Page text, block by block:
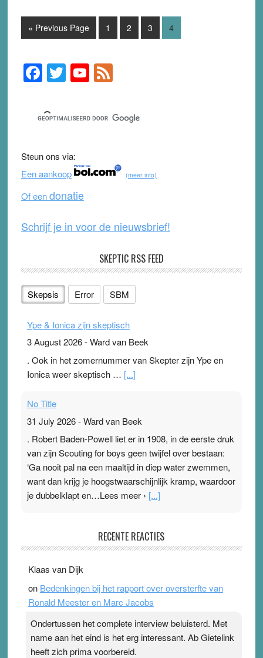
« Go
to
Previous Page Page
1 Page
2 Page
3 Page
4
Primary
Sidebar
F
a
c
e
b
o
o
k
T
wi
tt
er
Y
o
u
T
b
e
F
e
d
Steun ons via:
Een aankoop
(meer info)
Of eendonatie
Schrijf je in voor de nieuwsbrief!
SKEPTIC RSS FEED
Skepsis Error SBM
Ype & Ionica zijn skeptisch
3 August 2026-Ward van Beek
. Ook in het zomernummer van Skepter zijn Ype en
Ionica weer skeptisch … [...]
No Title
31 July 2026-Ward van Beek
. Robert Baden-Powell liet er in 1908, in de eerste druk
van zijn Scouting for boys geen twijfel over bestaan:
‘Ga nooit pal na een maaltijd in diep water zwemmen,
want dan krijg je hoogstwaarschijnlijk kramp, waardoor
je dubbelklapt en…Lees meer › [...]
Ward van Beek
topsporters. Ze hopen ermee hun hartslag te verlagen
terwijl ze meer zuurstof opnemen. Daarop heeft zo’n
pleister geen effect. Maar het gevoel ‘makkelijker te
Pleisterplakkers in de topspsort ›[...]
RECENTE REACTIES
Klaas van Dijk
on Bedenkingen bij het rapport over oversterfte van
Ronald Meester en Marc Jacobs
Ondertussen het complete interview beluisterd. Met
name aan het eind is het erg interessant. Ab Gietelink
heeft zich prima voorbereid.